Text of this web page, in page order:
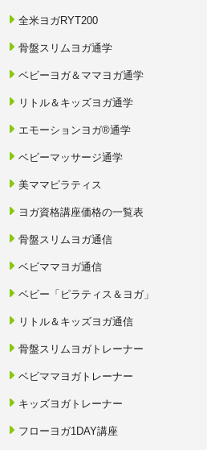
第8条：受講者資格の停止・取消し
1．受講者が次のいずれかに該当する
することなく、本契約を解除し、受
利用資格、認定審査を受ける資格その
または取り消すことができます。
（1）本講座の内容を適切に理解でき
は当協会が本講座の受講者としての
（2）受講申込みに際して、虚偽また
（3）受講料金その他当協会に支払う
（4）本規約に違反した場合
（5）教材、動画、講義内容等を第三
転売した場合
（6）講師、他の受講者、当協会関係
惑行為、妨害行為、誹謗中傷、威圧的
判断する行為を行った場合
（7）本講座の運営を妨害した場合
（8）その他、当協会が受講者として
2．前項に基づき本契約、受講者資格
しとした場合、受講料金、登録料、
ン料金その他受講者が当協会へ支払
第9条：キャンセル、返金、返品およ
ットカードその他の方法による決済が
返金はお受けいたしません。
使用していない場合、動画を視聴して
3．通学講座またはオンライン講座に
全米ヨガRYT200
骨盤スリムヨガ通学
ベビーヨガ＆ママヨガ通学
リトル＆キッズヨガ通学
エモーションヨガ®通学
ベビーマッサージ通学
美ママピラティス
ヨガ資格講座価格の一覧表
骨盤スリムヨガ通信
ベビママヨガ通信
ベビー「ピラティス＆ヨガ」
リトル＆キッズヨガ通信
骨盤スリムヨガトレーナー
ベビママヨガトレーナー
キッズヨガトレーナー
フローヨガ1DAY講座